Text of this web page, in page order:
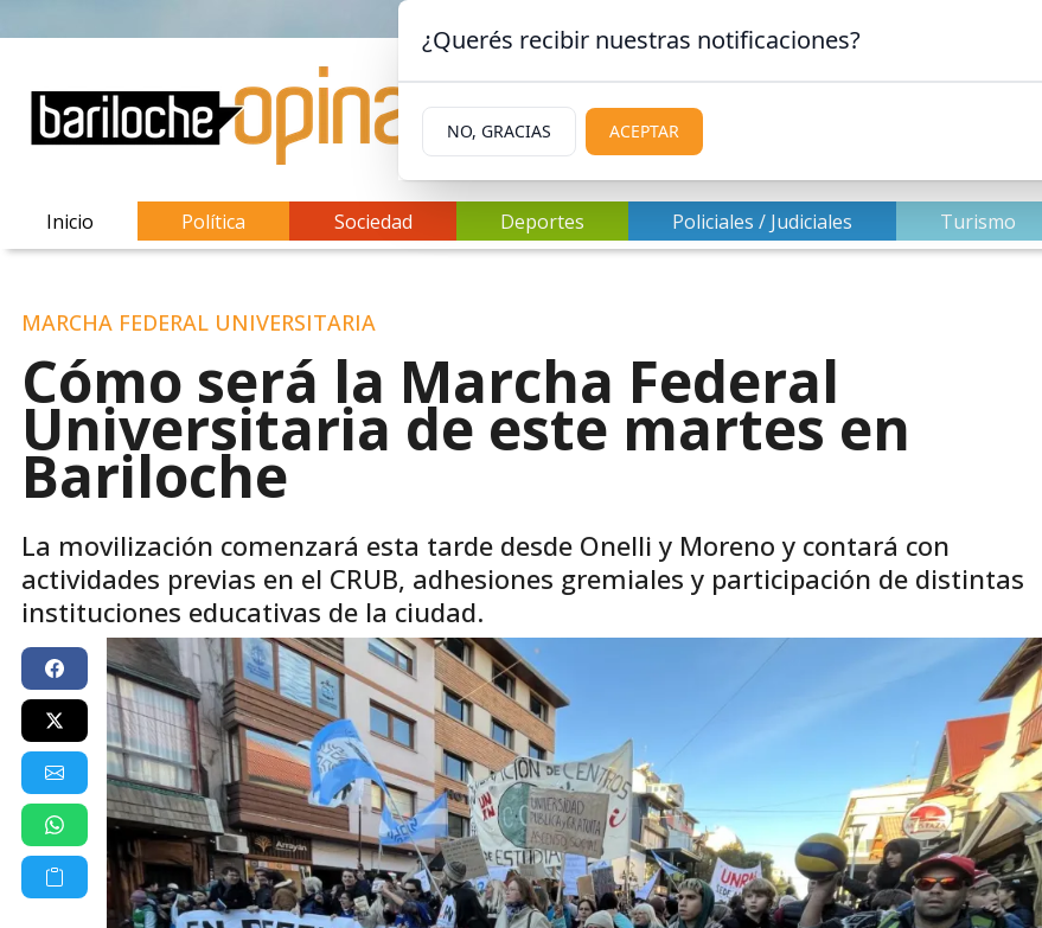
Inicio Política Sociedad Deportes Policiales / Judiciales Turismo
MARCHA FEDERAL UNIVERSITARIA
Cómo será la Marcha Federal
Universitaria de este martes en
Bariloche
La movilización comenzará esta tarde desde Onelli y Moreno y contará con
actividades previas en el CRUB, adhesiones gremiales y participación de distintas
instituciones educativas de la ciudad.
¿Querés recibir nuestras notificaciones?
NO, GRACIAS ACEPTAR